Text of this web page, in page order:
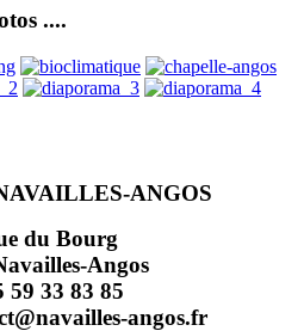
....
ANGOS
du Bourg
Angos
59 33 83 85
angos.fr